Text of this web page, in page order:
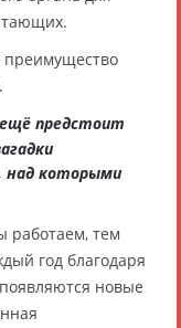
преимущество
предстоит
над которыми
работаем, тем
год благодаря
новые